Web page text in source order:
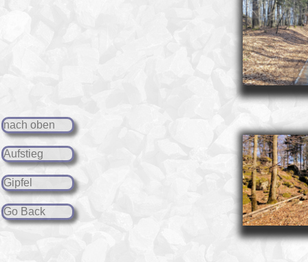
nach oben
Aufstieg
Gipfel
Go Back